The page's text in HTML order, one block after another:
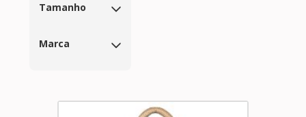
Tamanho
Marca